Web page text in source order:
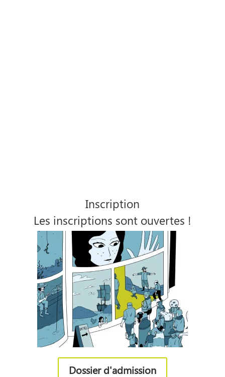
Inscription
Les inscriptions sont ouvertes !
Dossier d'admission